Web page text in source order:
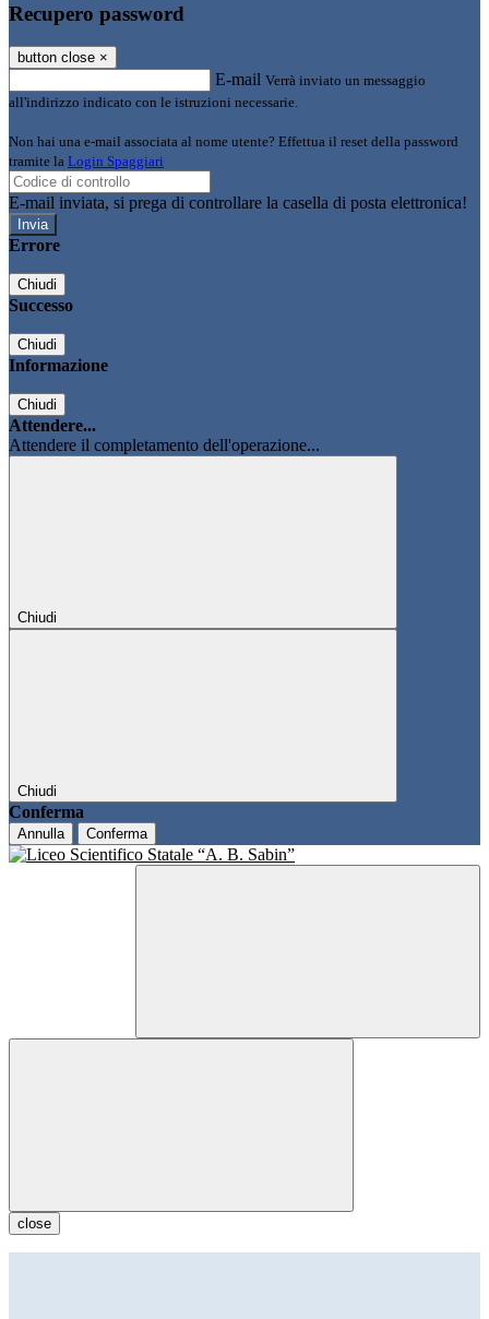
Recupero password
button close ×
E-mail Verrà inviato un messaggio
all'indirizzo indicato con le istruzioni necessarie.
Non hai una e-mail associata al nome utente? Effettua il reset della password
tramite la Login Spaggiari
E-mail inviata, si prega di controllare la casella di posta elettronica!
Errore
Chiudi
Successo
Chiudi
Informazione
Chiudi
Attendere...
Attendere il completamento dell'operazione...
Chiudi
Chiudi
Conferma
Annulla Conferma
close